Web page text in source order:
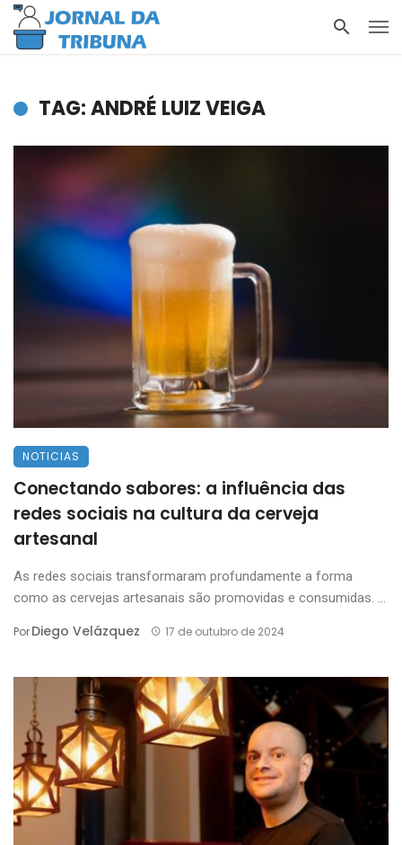
TAG: ANDRÉ LUIZ VEIGA
NOTICIAS
Conectando sabores: a influência das
redes sociais na cultura da cerveja
artesanal
As redes sociais transformaram profundamente a forma
como as cervejas artesanais são promovidas e consumidas. ...
PorDiego Velázquez 17 de outubro de 2024